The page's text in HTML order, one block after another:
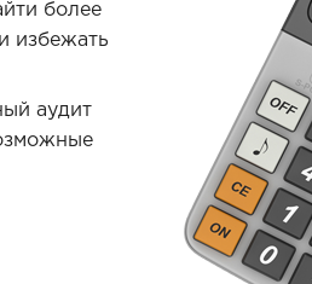
более
избежать
аудит